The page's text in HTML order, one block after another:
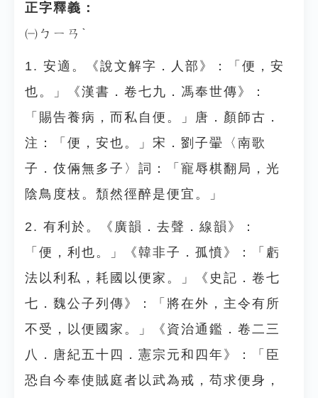
正字釋義：
㈠ㄅㄧㄢˋ
1. 安適。《說文解字．人部》：「便，安
也。」《漢書．卷七九．馮奉世傳》：
「賜告養病，而私自便。」唐．顏師古．
注：「便，安也。」宋．劉子翬〈南歌
子．伎倆無多子〉詞：「寵辱棋翻局，光
陰鳥度枝。頹然徑醉是便宜。」
2. 有利於。《廣韻．去聲．線韻》：
「便，利也。」《韓非子．孤憤》：「虧
法以利私，耗國以便家。」《史記．卷七
七．魏公子列傳》：「將在外，主令有所
不受，以便國家。」《資治通鑑．卷二三
八．唐紀五十四．憲宗元和四年》：「臣
恐自今奉使賊庭者以武為戒，苟求便身，